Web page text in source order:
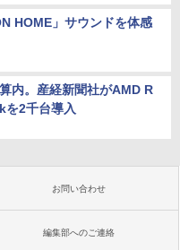
HOME」サウンドを体感
内。産経新聞社がAMD R
2千台導入
お問い合わせ
編集部へのご連絡